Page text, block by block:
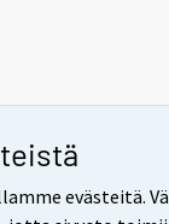
evästeitä.